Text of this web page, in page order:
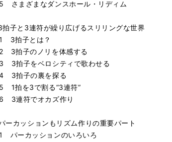
さまざまなダンスホール・リディム
子と3連符が繰り広げるスリリングな世界
3拍子とは？
3拍子のノリを体感する
3拍子をベロシティで歌わせる
3拍子の裏を探る
1拍を3で割る“3連符”
3連符でオカズ作り
カッションもリズム作りの重要パート
パーカッションのいろいろ